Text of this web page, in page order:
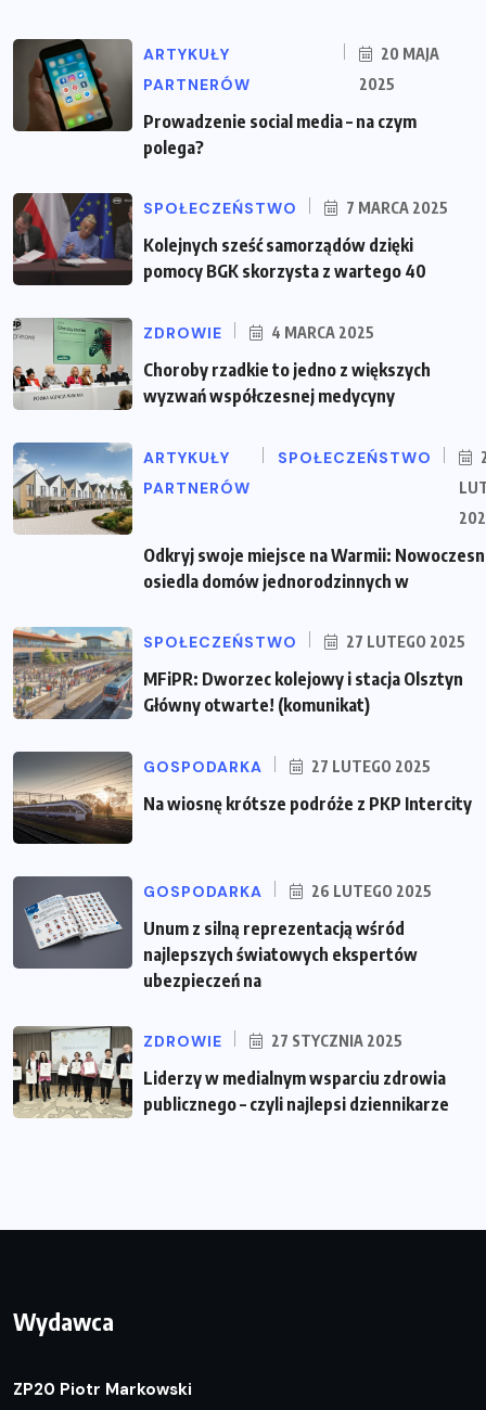
ARTYKUŁY
PARTNERÓW
20 MAJA
2025
Prowadzenie social media – na czym
polega?
SPOŁECZEŃSTWO 7 MARCA 2025
Kolejnych sześć samorządów dzięki
pomocy BGK skorzysta z wartego 40
ZDROWIE 4 MARCA 2025
Choroby rzadkie to jedno z większych
wyzwań współczesnej medycyny
ARTYKUŁY
PARTNERÓW
SPOŁECZEŃSTWO
Odkryj swoje miejsce na Warmii:
osiedla domów jednorodzinnych w
SPOŁECZEŃSTWO 27 LUTEGO 2025
MFiPR: Dworzec kolejowy i stacja Olsztyn
Główny otwarte! (komunikat)
GOSPODARKA 27 LUTEGO 2025
Na wiosnę krótsze podróże z PKP Intercity
GOSPODARKA 26 LUTEGO 2025
Unum z silną reprezentacją wśród
najlepszych światowych ekspertów
ubezpieczeń na
ZDROWIE 27 STYCZNIA 2025
Liderzy w medialnym wsparciu zdrowia
publicznego – czyli najlepsi dziennikarze
Wydawca
ZP20 Piotr Markowski